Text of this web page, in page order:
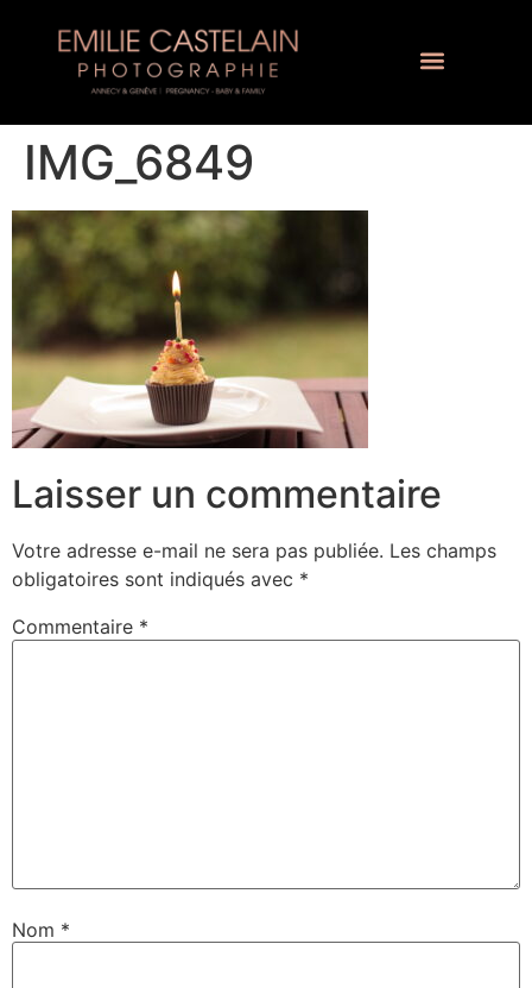
IMG_6849
Laisser un commentaire
Votre adresse e-mail ne sera pas publiée. Les champs
obligatoires sont indiqués avec *
Commentaire *
Nom *